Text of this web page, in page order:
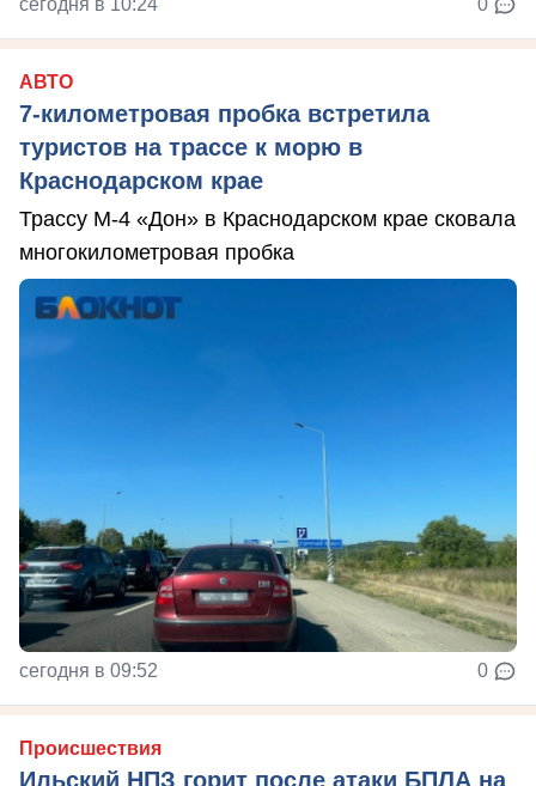
АВТО
7-километровая пробка встретила
туристов на трассе к морю в
Краснодарском крае
Трассу М-4 «Дон» в Краснодарском крае сковала
многокилометровая пробка
сегодня в 09:52 0
Происшествия
Ильский НПЗ горит после атаки БПЛА на